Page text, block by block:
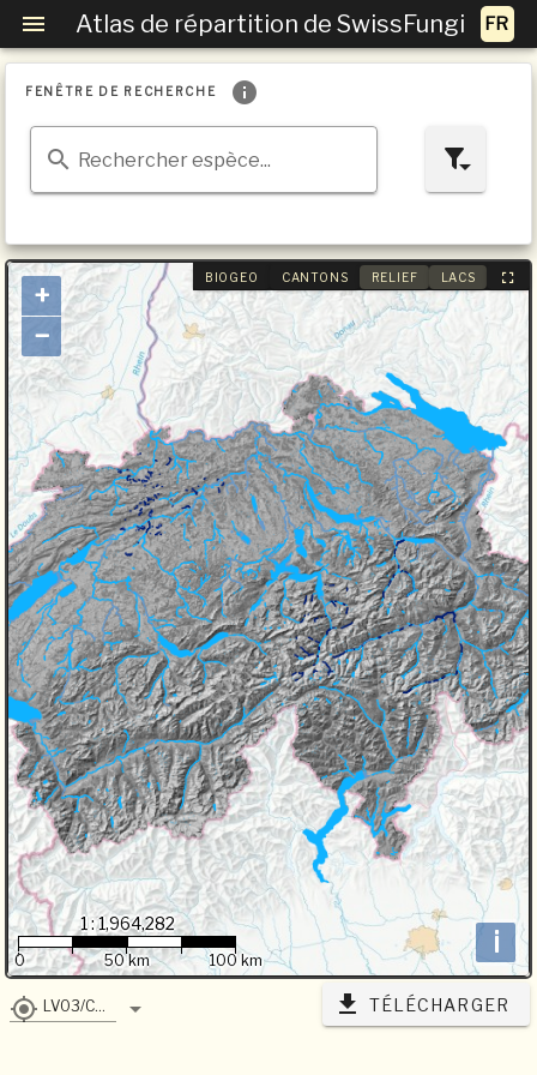
Atlas de répartition de SwissFungi
FENÊTRE DE RECHERCHE
Rechercher espèce...
BIOGEO CANTONS RELIEF LACS
+
−
i
1 : 1,964,282
0 50 km 100 km
LV03/CH1903 TÉLÉCHARGER